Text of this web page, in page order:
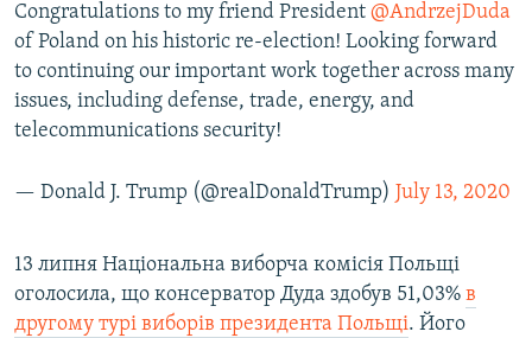
Congratulations to my friend President @AndrzejDuda
of Poland on his historic re-election! Looking forward
to continuing our important work together across many
issues, including defense, trade, energy, and
telecommunications security!
— Donald J. Trump (@realDonaldTrump) July 13, 2020
13 липня Національна виборча комісія Польщі
оголосила, що консерватор Дуда здобув 51,03% в
другому турі виборів президента Польщі. Його